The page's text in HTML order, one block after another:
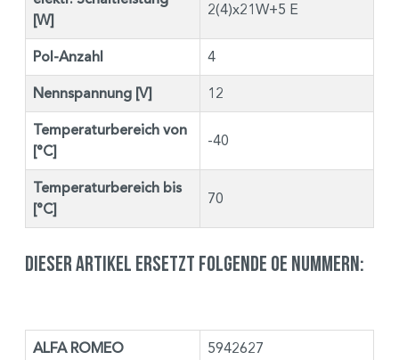
[W]
2(4)x21W+5 E
Pol-Anzahl 4
Nennspannung [V] 12
Temperaturbereich von
[°C]
-40
Temperaturbereich bis
[°C]
70
Dieser Artikel ersetzt folgende OE Nummern:
ALFA ROMEO 5942627